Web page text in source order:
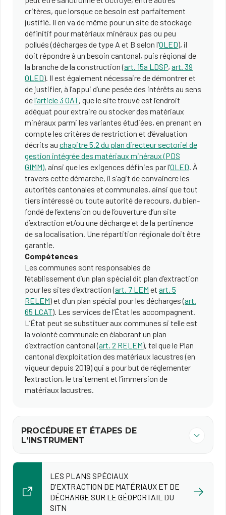
critères, que lorsque ce besoin est parfaitement
justifié. Il en va de même pour un site de stockage
définitif pour matériaux minéraux pas ou peu
pollués (décharges de type A et B selon l’OLED), il
doit répondre à un besoin cantonal, puis régional de
la branche de la construction (art. 15a LDSP, art. 39
OLED). Il est également nécessaire de démontrer et
de justifier, à l’appui d’une pesée des intérêts au sens
del’article 3 OAT, que le site trouvé est l’endroit
adéquat pour extraire ou stocker des matériaux
minéraux parmi les variantes étudiées, en prenant en
compte les critères de restriction et d’évaluation
décrits au chapitre 5.2 du plan directeur sectoriel de
gestion intégrée des matériaux minéraux (PDS
GIMM), ainsi que les exigences définies par l’OLED. À
travers cette démarche, il s’agit de convaincre les
autorités cantonales et communales, ainsi que tout
tiers intéressé ou toute autorité de recours, du bien-
fondé de l’extension ou de l’ouverture d’un site
d’extraction et/ou une décharge et de la pertinence
de sa localisation. Une répartition régionale doit être
garantie.
Compétences
Les communes sont responsables de
l’établissement d’un plan spécial dit plan d’extraction
pour les sites d’extraction (art. 7 LEM et art. 5
RELEM) et d’un plan spécial pour les décharges (art.
65 LCAT). Les services de l’État les accompagnent.
L’État peut se substituer aux communes si telle est
la volonté communale en élaborant un plan
d’extraction cantonal (art. 2 RELEM), tel que le Plan
cantonal d’exploitation des matériaux lacustres (en
vigueur depuis 2019) qui a pour but de réglementer
l’extraction, le traitement et l’immersion de
matériaux lacustres.
PROCÉDURE ET ÉTAPES DE
L'INSTRUMENT
LES PLANS SPÉCIAUX
D'EXTRACTION DE MATÉRIAUX ET DE
DÉCHARGE SUR LE GÉOPORTAIL DU
SITN